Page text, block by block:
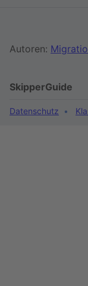
Autoren:
SkipperGuide
Datenschutz